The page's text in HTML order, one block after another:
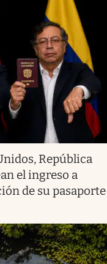
República
el ingreso a
de su pasaporte